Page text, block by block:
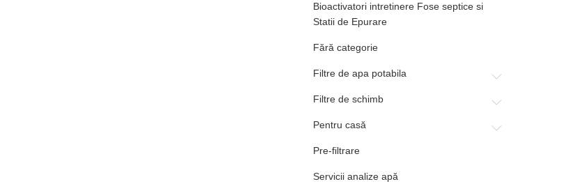
Bioactivatori intretinere Fose septice si
Statii de Epurare
Fără categorie
Filtre de apa potabila
Filtre de schimb
Pentru casă
Pre-filtrare
Servicii analize apă